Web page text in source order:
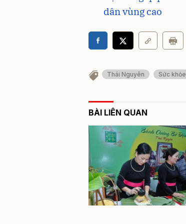
dân vùng cao
Thái Nguyên Sức khỏe
BÀI LIÊN QUAN